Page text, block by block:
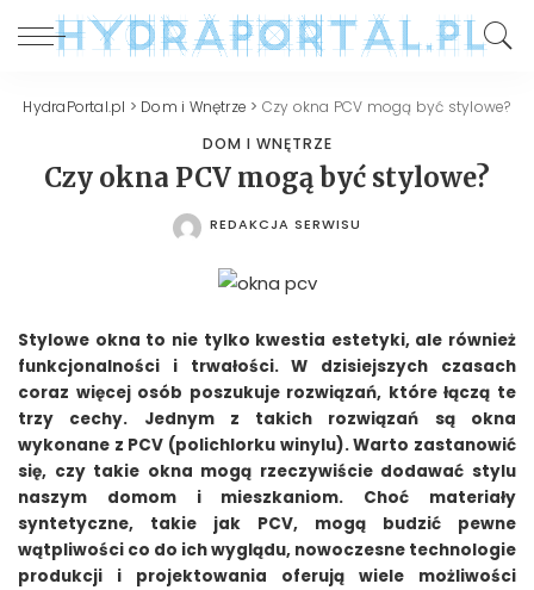
HydraPortal.pl > Dom i Wnętrze > Czy okna PCV mogą być stylowe?
DOM I WNĘTRZE
Czy okna PCV mogą być stylowe?
POSTED
REDAKCJA SERWISU
Stylowe okna to nie tylko kwestia estetyki, ale również
funkcjonalności i trwałości. W dzisiejszych czasach
coraz więcej osób poszukuje rozwiązań, które łączą te
trzy cechy. Jednym z takich rozwiązań są okna
wykonane z PCV (polichlorku winylu). Warto zastanowić
się, czy takie okna mogą rzeczywiście dodawać stylu
naszym domom i mieszkaniom. Choć materiały
syntetyczne, takie jak PCV, mogą budzić pewne
wątpliwości co do ich wyglądu, nowoczesne technologie
produkcji i projektowania oferują wiele możliwości